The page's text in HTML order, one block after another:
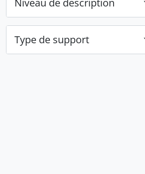
Niveau de description
Type de support